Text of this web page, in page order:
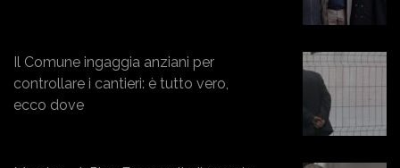
Il Comune ingaggia anziani per
controllare i cantieri: è tutto vero,
ecco dove